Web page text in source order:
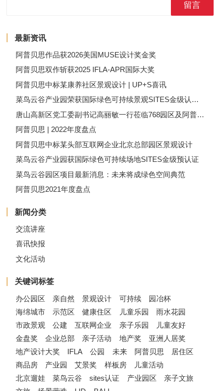
留言
最新资讯
阿普贝思作品获2026美国MUSE设计奖金奖
阿普贝思双作斩获2025 IFLA-APR国际大奖
阿普贝思中标某康养社区景观设计 | UP+S喜讯
菜鸟云谷产业园荣获国际绿色可持续景观SITES金级认证 | UP+S喜讯
唐山高新区党工委副书记高丽敏一行莅临768园区及阿普贝思调研指导 | UP+S资讯
阿普贝思 | 2022年度盘点
阿普贝思中标某头部互联网企业北京总部园区景观设计
菜鸟云谷产业园获国际绿色可持续场地SITES金级预认证
菜鸟云谷园区项目最新消息：未来将成绿色空间典范
阿普贝思2021年度盘点
新闻分类
交流讲座
喜讯快报
文化活动
关键词标签
办公园区 亲自然 景观设计 可持续
园冶杯
海绵城市
示范区 健康住区 儿童乐园
雨水花园
市政景观
公建 互联网企业 亲子乐园
儿童友好
金盘奖
企业总部 亲子活动 地产奖
亚洲人居奖
地产设计大奖
IFLA 公园 未来 阿普贝思
居住区
商品房
产业园 艾景奖 样板房
儿童活动
北京遛娃
菜鸟云谷 sites认证 产业园区
亲子文旅